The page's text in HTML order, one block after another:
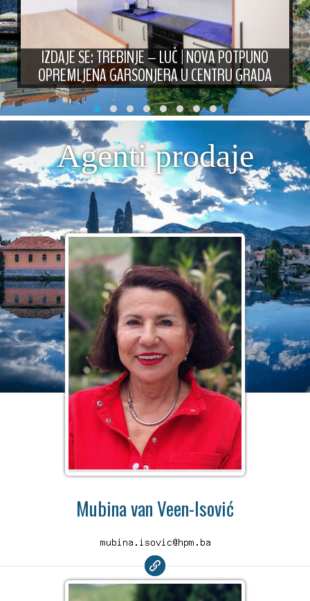
IZDAJE SE: TREBINJE – LUČ | NOVA POTPUNO
OPREMLJENA GARSONJERA U CENTRU GRADA
Agenti prodaje
Mubina van Veen-Isović